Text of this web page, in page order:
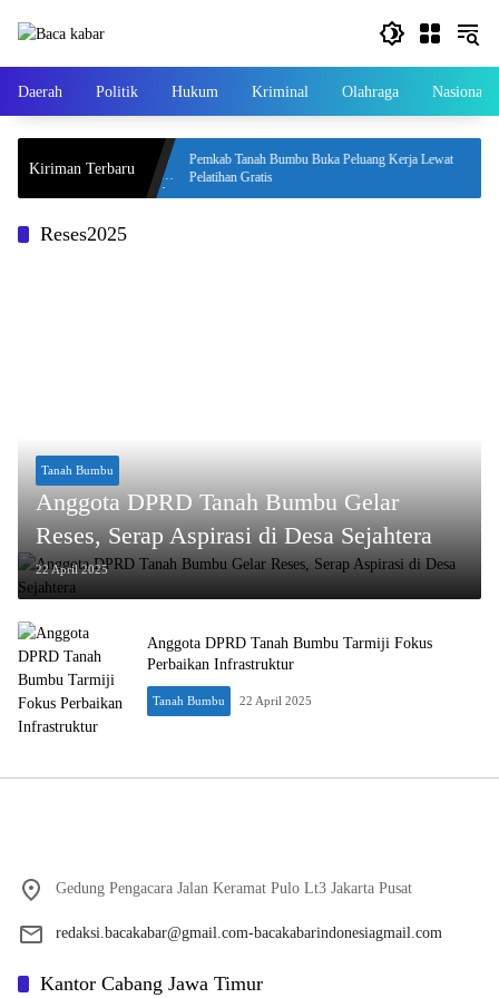
Daerah Politik Hukum Kriminal Olahraga Nasional
Kiriman Terbaru
Hadirkan
Pemkab Tanah Bumbu Buka Peluang Kerja Lewat
Pelatihan Gratis
Reses2025
Tanah Bumbu
Anggota DPRD Tanah Bumbu Gelar
Reses, Serap Aspirasi di Desa Sejahtera
22 April 2025
Anggota DPRD Tanah Bumbu Tarmiji Fokus
Perbaikan Infrastruktur
Tanah Bumbu 22 April 2025
Gedung Pengacara Jalan Keramat Pulo Lt3 Jakarta Pusat
redaksi.bacakabar@gmail.com-bacakabarindonesiagmail.com
Kantor Cabang Jawa Timur